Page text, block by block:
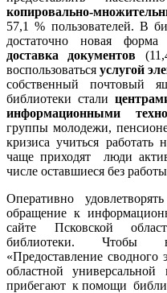
копировально-
57,1 % пользователей. В
достаточно новая
доставка документов
воспользоваться услугой
собственный почтовый
библиотеки стали
информационными
группы молодежи,
кризиса учиться
чаще приходят люди
числе оставшиеся без работы
Оперативно
обращение к
сайте Псковской
библиотеки. Чтобы
«Предоставление сводного
областной универсальной
прибегают к помощи